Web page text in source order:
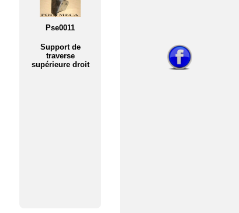
Pse0011
Support de
traverse
supérieure droit